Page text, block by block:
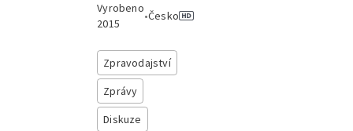
Vyrobeno
2015
•Česko
Zpravodajství
Zprávy
Diskuze